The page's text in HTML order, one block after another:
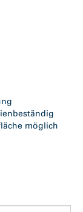
möglich